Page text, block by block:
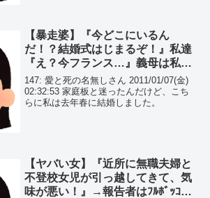
【暴走婆】『今どこにいるん
だ！？結婚式はじまるぞ！』私達
『え？今フランス…』義母は私を
服従させる為にサプライズ結婚式
を…
147: 愛と死の名無しさん 2011/01/07(金)
02:32:53 家庭板と迷ったんだけど、こち
らに私は去年春に結婚しました。
【ヤバい女】『近所に無職夫婦と
不登校女児が引っ越してきて、気
味が悪い！』→報告者はﾌﾙﾎﾞｯｺに